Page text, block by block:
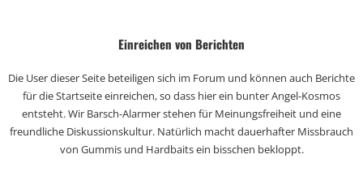
Einreichen von Berichten
Die User dieser Seite beteiligen sich im Forum und können auch Berichte
für die Startseite einreichen, so dass hier ein bunter Angel-Kosmos
entsteht. Wir Barsch-Alarmer stehen für Meinungsfreiheit und eine
freundliche Diskussionskultur. Natürlich macht dauerhafter Missbrauch
von Gummis und Hardbaits ein bisschen bekloppt.